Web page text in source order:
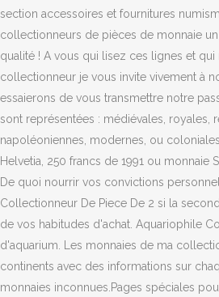
section accessoires et fournitures
collectionneurs de pièces de monnaie
qualité ! A vous qui lisez ces lignes et qui
collectionneur je vous invite vivement à
essaierons de vous transmettre notre
sont représentées : médiévales, royales,
napoléoniennes, modernes, ou
Helvetia, 250 francs de 1991 ou monnaie
De quoi nourrir vos convictions
Collectionneur De Piece De 2 si la
de vos habitudes d'achat. Aquariophile
d'aquarium. Les monnaies de ma
continents avec des informations sur
monnaies inconnues.Pages spéciales